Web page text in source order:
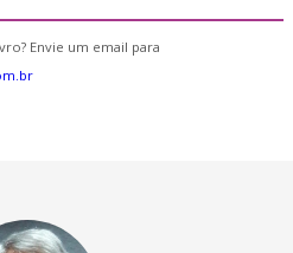
Envie um email para